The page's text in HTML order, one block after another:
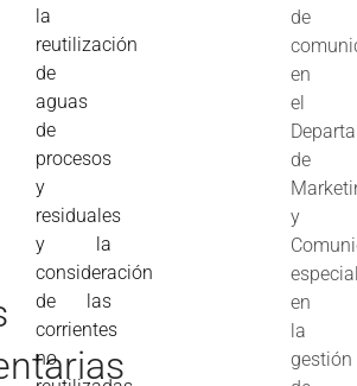
la
reutilización
de
aguas
de
procesos
y
residuales
y la
consideración
de las
corrientes
no
de
en
el
de
y
en
la
gestión